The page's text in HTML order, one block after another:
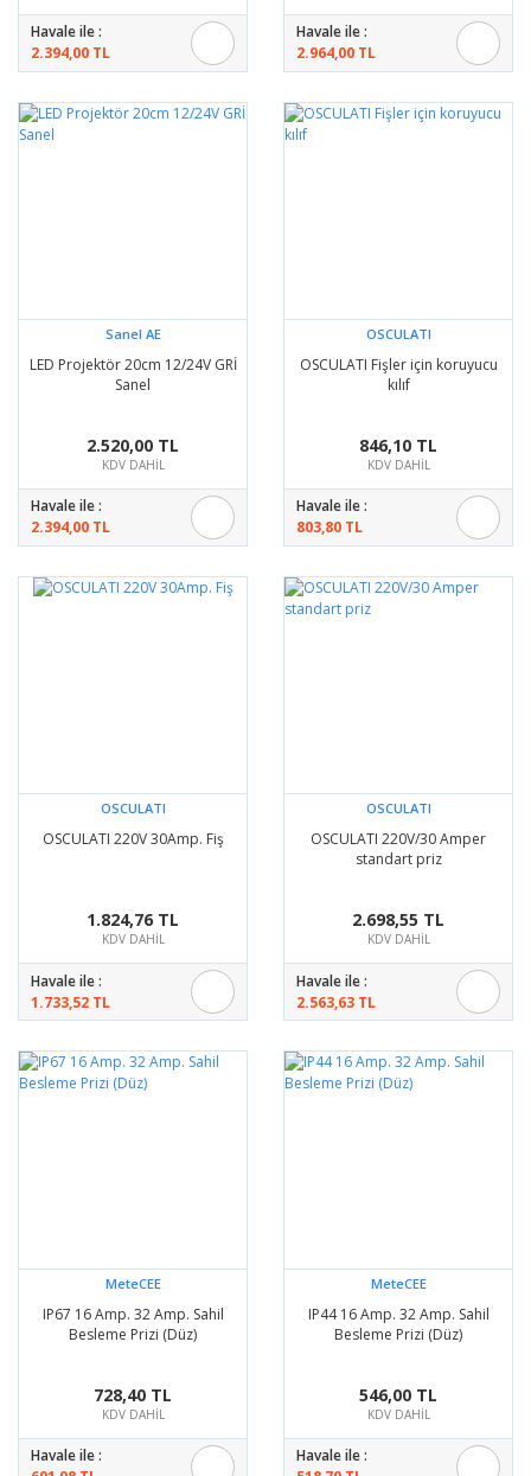
Havale ile :
2.394,00 TL
Havale ile :
2.964,00 TL
Sanel AE
LED Projektör 20cm 12/24V GRİ
Sanel
2.520,00 TL
KDV DAHİL
Havale ile :
2.394,00 TL
OSCULATI
OSCULATI Fişler için koruyucu
kılıf
846,10 TL
KDV DAHİL
Havale ile :
803,80 TL
OSCULATI
OSCULATI 220V 30Amp. Fiş
1.824,76 TL
KDV DAHİL
Havale ile :
1.733,52 TL
OSCULATI
OSCULATI 220V/30 Amper
standart priz
2.698,55 TL
KDV DAHİL
Havale ile :
2.563,63 TL
MeteCEE
IP67 16 Amp. 32 Amp. Sahil
Besleme Prizi (Düz)
728,40 TL
KDV DAHİL
Havale ile :
MeteCEE
IP44 16 Amp. 32 Amp. Sahil
Besleme Prizi (Düz)
546,00 TL
KDV DAHİL
Havale ile :